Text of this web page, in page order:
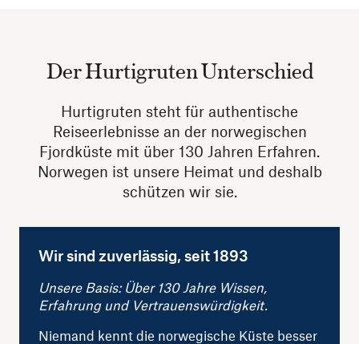
Der Hurtigruten Unterschied
Hurtigruten steht für authentische
Reiseerlebnisse an der norwegischen
Fjordküste mit über 130 Jahren Erfahren.
Norwegen ist unsere Heimat und deshalb
schützen wir sie.
Wir sind zuverlässig, seit 1893
Unsere Basis: Über 130 Jahre Wissen,
Erfahrung und Vertrauenswürdigkeit.
Niemand kennt die norwegische Küste besser